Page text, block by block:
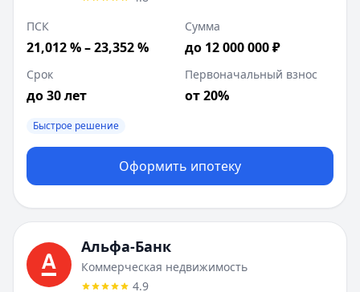
ПСК
21,012 % – 23,352 %
Сумма
до 12 000 000 ₽
Срок
до 30 лет
Первоначальный взнос
от 20%
Быстрое решение
Оформить ипотеку
Альфа-Банк
Коммерческая недвижимость
4.9